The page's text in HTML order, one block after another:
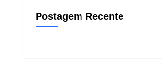
Postagem Recente